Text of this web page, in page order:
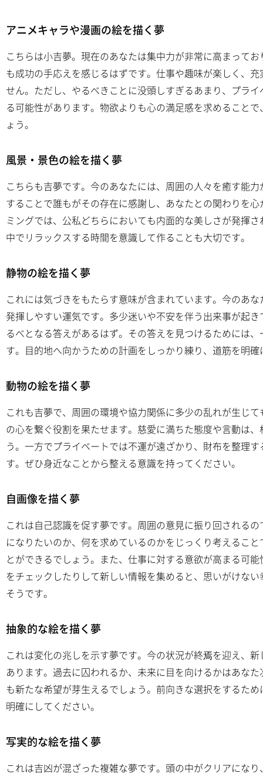
アニメキャラや漫画の絵を描く夢
こちらは小吉夢。現在のあなたは集中力が非常に高まって
も成功の手応えを感じるはずです。仕事や趣味が楽しく、
せん。ただし、やるべきことに没頭しすぎるあまり、プラ
る可能性があります。物欲よりも心の満足感を求めること
ょう。
風景・景色の絵を描く夢
こちらも吉夢です。今のあなたには、周囲の人々を癒す能
することで誰もがその存在に感謝し、あなたとの関わりを
ミングでは、公私どちらにおいても内面的な美しさが発揮
中でリラックスする時間を意識して作ることも大切です。
静物の絵を描く夢
これには気づきをもたらす意味が含まれています。今のあ
発揮しやすい運気です。多少迷いや不安を伴う出来事が起
るべとなる答えがあるはず。その答えを見つけるためには
す。目的地へ向かうための計画をしっかり練り、道筋を明
動物の絵を描く夢
これも吉夢で、周囲の環境や協力関係に多少の乱れが生じ
の心を繋ぐ役割を果たせます。慈愛に満ちた態度や言動は
う。一方でプライベートでは不運が遠ざかり、財布を整理
す。ぜひ身近なことから整える意識を持ってください。
自画像を描く夢
これは自己認識を促す夢です。周囲の意見に振り回される
になりたいのか、何を求めているのかをじっくり考えるこ
とができるでしょう。また、仕事に対する意欲が高まる可
をチェックしたりして新しい情報を集めると、思いがけな
そうです。
抽象的な絵を描く夢
これは変化の兆しを示す夢です。今の状況が終焉を迎え、
あります。過去に囚われるか、未来に目を向けるかはあな
も新たな希望が芽生えるでしょう。前向きな選択をするた
明確にしてください。
写実的な絵を描く夢
これは吉凶が混ざった複雑な夢です。頭の中がクリアにな